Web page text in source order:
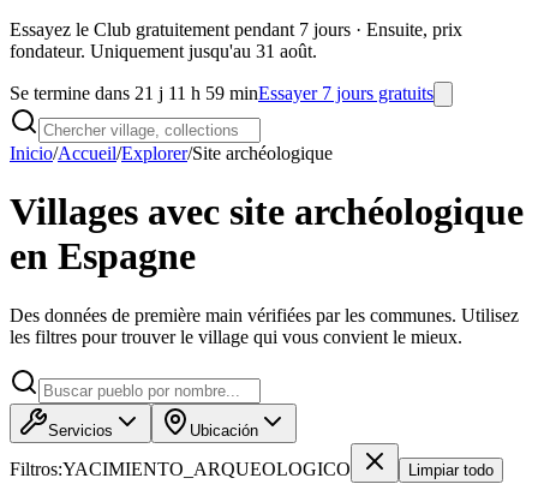
Essayez le Club gratuitement pendant 7 jours · Ensuite, prix
fondateur. Uniquement jusqu'au 31 août.
Se termine dans 21 j 11 h 59 minEssayer 7 jours gratuits
Inicio/Accueil/Explorer/Site archéologique
Villages avec site archéologique
en Espagne
Des données de première main vérifiées par les communes. Utilisez
les filtres pour trouver le village qui vous convient le mieux.
Servicios Ubicación
Filtros:YACIMIENTO_ARQUEOLOGICO Limpiar todo